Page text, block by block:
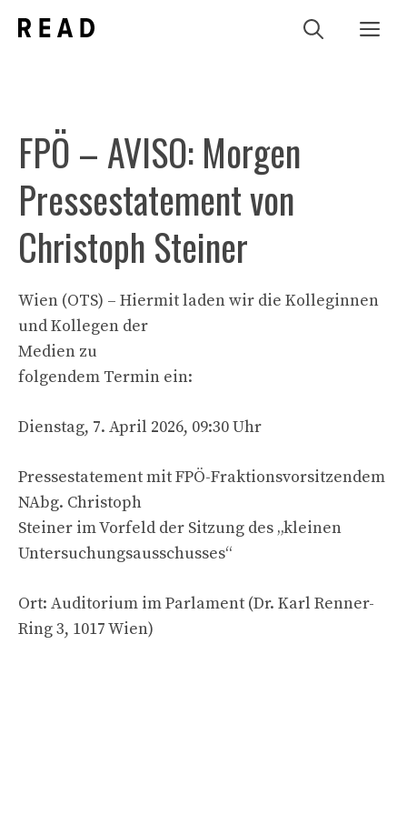
Inhalt
FPÖ – AVISO: Morgen
Pressestatement von
Christoph Steiner
Wien (OTS) – Hiermit laden wir die Kolleginnen
und Kollegen der
Medien zu
folgendem Termin ein:
Dienstag, 7. April 2026, 09:30 Uhr
Pressestatement mit FPÖ-Fraktionsvorsitzendem
NAbg. Christoph
Steiner im Vorfeld der Sitzung des „kleinen
Untersuchungsausschusses“
Ort: Auditorium im Parlament (Dr. Karl Renner-
Ring 3, 1017 Wien)